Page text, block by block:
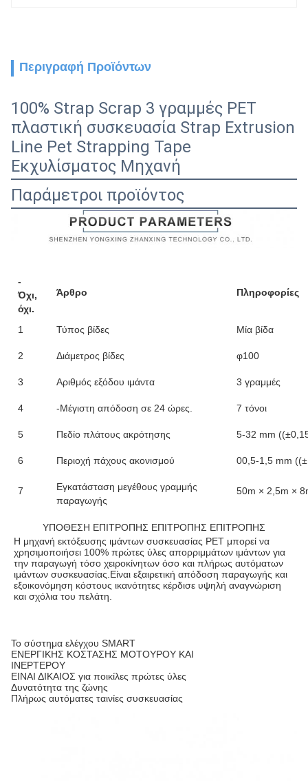
Περιγραφή Προϊόντων
100% Strap Scrap 3 γραμμές PET
πλαστική συσκευασία Strap Extrusion
Line Pet Strapping Tape
Εκχυλίσματος Μηχανή
Παράμετροι προϊόντος
-
Όχι,
όχι.
Άρθρο Πληροφορίες
1 Τύπος βίδες Μία βίδα
2 Διάμετρος βίδες φ100
3 Αριθμός εξόδου ιμάντα 3 γραμμές
4 -Μέγιστη απόδοση σε 24 ώρες. 7 τόνοι
5 Πεδίο πλάτους ακρότησης 5-32 mm
6 Περιοχή πάχους ακονισμού 00,5-1,5 mm
7
Εγκατάσταση μεγέθους γραμμής
παραγωγής
50m × 2,5m ×
ΥΠΟΘΕΣΗ ΕΠΙΤΡΟΠΗΣ ΕΠΙΤΡΟΠΗΣ ΕΠΙΤΡΟΠΗΣ
Η μηχανή εκτόξευσης ιμάντων συσκευασίας PET μπορεί να
χρησιμοποιήσει 100% πρώτες ύλες απορριμμάτων ιμάντων για
την παραγωγή τόσο χειροκίνητων όσο και πλήρως αυτόματων
ιμάντων συσκευασίας.Είναι εξαιρετική απόδοση παραγωγής και
εξοικονόμηση κόστους ικανότητες κέρδισε υψηλή αναγνώριση
και σχόλια του πελάτη.
Το σύστημα ελέγχου SMART
ΕΝΕΡΓΙΚΗΣ ΚΟΣΤΑΣΗΣ ΜΟΤΟΥΡΟΥ ΚΑΙ
ΙΝΕΡΤΕΡΟΥ
ΕΙΝΑΙ ΔΙΚΑΙΟΣ για ποικίλες πρώτες ύλες
Δυνατότητα της ζώνης
Πλήρως αυτόματες ταινίες συσκευασίας